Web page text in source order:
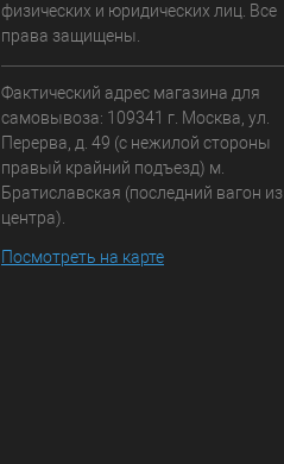
физических и юридических лиц. Все
права защищены.
Фактический адрес магазина для
самовывоза: 109341 г. Москва, ул.
Перерва, д. 49 (с нежилой стороны
правый крайний подъезд) м.
Братиславская (последний вагон из
центра).
Посмотреть на карте